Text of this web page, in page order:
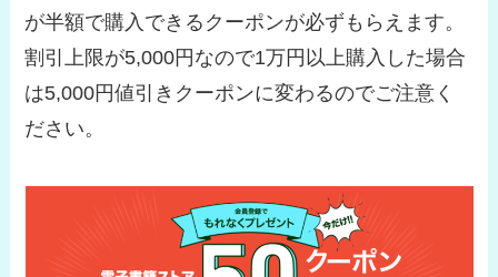
が半額で購入できるクーポンが必ずもらえます。
割引上限が5,000円なので1万円以上購入した場合
は5,000円値引きクーポンに変わるのでご注意く
ださい。